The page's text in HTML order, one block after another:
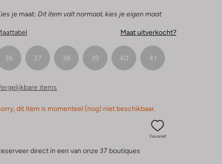
je maat: Dit item valt normaal, kies je eigen maat
Maat uitverkocht?
36 37 38 39 40 41
items
dit item is momenteel (nog) niet beschikbaar.
Favoriet
direct in een van onze 37 boutiques